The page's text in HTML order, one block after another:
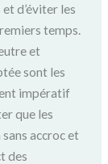
d’éviter les
temps.
et
sont les
impératif
que les
accroc et
des